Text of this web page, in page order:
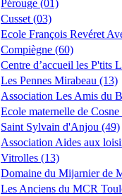
Pérouge (01)
Cusset (03)
Ecole François Revéret
Compiègne (60)
Centre d’accueil les P'tits
Les Pennes Mirabeau (13)
Association Les Amis du
Ecole maternelle de
Saint Sylvain d'Anjou (49)
Association Aides aux
Vitrolles (13)
Domaine du Mijarnier de
Les Anciens du MCR